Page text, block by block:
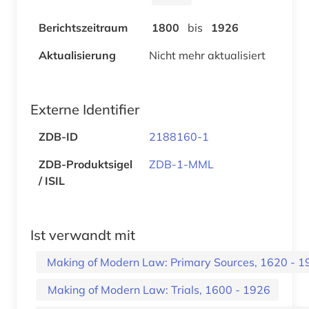
Berichtszeitraum 1800 bis
1926
Aktualisierung
Nicht mehr aktualisiert
Externe Identifier
ZDB-ID
2188160-1
ZDB-Produktsigel
/ ISIL
ZDB-1-MML
Ist verwandt mit
Making of Modern Law: Primary Sources, 1620 -
Making of Modern Law: Trials, 1600 - 1926